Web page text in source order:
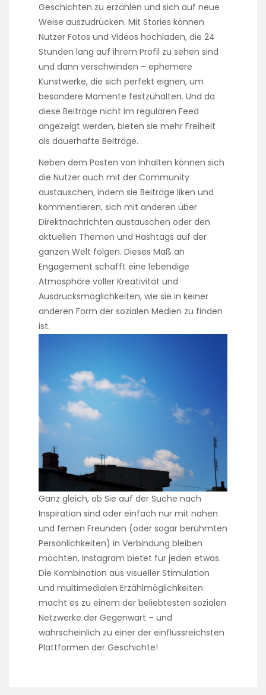
Geschichten zu erzählen und sich auf neue
Weise auszudrücken. Mit Stories können
Nutzer Fotos und Videos hochladen, die 24
Stunden lang auf ihrem Profil zu sehen sind
und dann verschwinden – ephemere
Kunstwerke, die sich perfekt eignen, um
besondere Momente festzuhalten. Und da
diese Beiträge nicht im regulären Feed
angezeigt werden, bieten sie mehr Freiheit
als dauerhafte Beiträge.
Neben dem Posten von Inhalten können sich
die Nutzer auch mit der Community
austauschen, indem sie Beiträge liken und
kommentieren, sich mit anderen über
Direktnachrichten austauschen oder den
aktuellen Themen und Hashtags auf der
ganzen Welt folgen. Dieses Maß an
Engagement schafft eine lebendige
Atmosphäre voller Kreativität und
Ausdrucksmöglichkeiten, wie sie in keiner
anderen Form der sozialen Medien zu finden
ist.
Ganz gleich, ob Sie auf der Suche nach
Inspiration sind oder einfach nur mit nahen
und fernen Freunden (oder sogar berühmten
Persönlichkeiten) in Verbindung bleiben
möchten, Instagram bietet für jeden etwas.
Die Kombination aus visueller Stimulation
und multimedialen Erzählmöglichkeiten
macht es zu einem der beliebtesten sozialen
Netzwerke der Gegenwart – und
wahrscheinlich zu einer der einflussreichsten
Plattformen der Geschichte!